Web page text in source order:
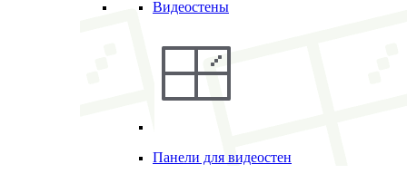
Видеостены
Панели для видеостен